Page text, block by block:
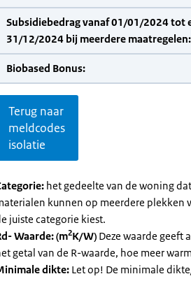
Subsidiebedrag vanaf 01/01/2024 tot
31/12/2024 bij meerdere maatregelen:
Biobased Bonus:
Terug naar
meldcodes
isolatie
het gedeelte van de woning
kunnen op meerdere plekken
juiste categorie kiest.
Waarde: (m2K/W) Deze waarde geeft
getal van de R-waarde, hoe meer
dikte: Let op! De minimale